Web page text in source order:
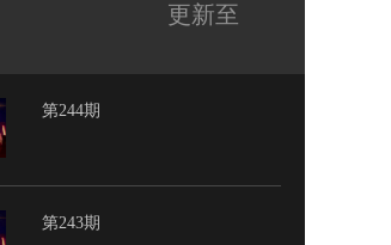
更新至
第244期
第243期